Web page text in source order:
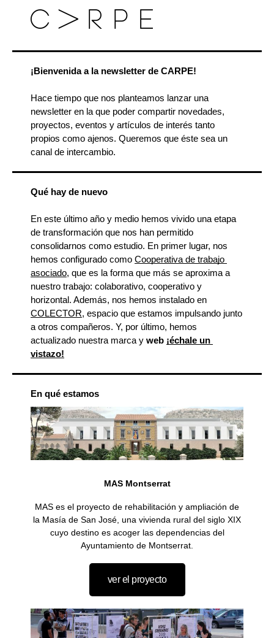
¡Bienvenida a la newsletter de CARPE!
Hace tiempo que nos planteamos lanzar una
newsletter en la que poder compartir novedades,
proyectos, eventos y artículos de interés tanto
propios como ajenos. Queremos que éste sea un
canal de intercambio.
Qué hay de nuevo
En este último año y medio hemos vivido una etapa
de transformación que nos han permitido
consolidarnos como estudio. En primer lugar, nos
hemos configurado como Cooperativa de trabajo
asociado, que es la forma que más se aproxima a
nuestro trabajo: colaborativo, cooperativo y
COLECTOR, espacio que estamos impulsando junto
a otros compañeros. Y, por último, hemos
actualizado nuestra marca y web ¡échale un
vistazo!
En qué estamos
MAS Montserrat
MAS es el proyecto de rehabilitación y ampliación de
la Masía de San José, una vivienda rural del siglo XIX
cuyo destino es acoger las dependencias del
Ayuntamiento de Montserrat.
ver el proyecto